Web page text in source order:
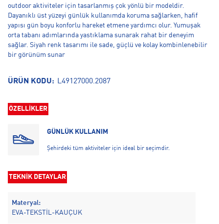
outdoor aktiviteler için tasarlanmış çok yönlü bir modeldir.
Dayanıklı üst yüzeyi günlük kullanımda koruma sağlarken, hafif
yapısı gün boyu konforlu hareket etmene yardımcı olur. Yumuşak
orta tabanı adımlarında yastıklama sunarak rahat bir deneyim
sağlar. Siyah renk tasarımı ile sade, güçlü ve kolay kombinlenebilir
bir görünüm sunar
ÜRÜN KODU: L49127000.2087
ÖZELLİKLER
GÜNLÜK KULLANIM
Şehirdeki tüm aktiviteler için ideal bir seçimdir.
TEKNİK DETAYLAR
Materyal:
EVA-TEKSTİL-KAUÇUK